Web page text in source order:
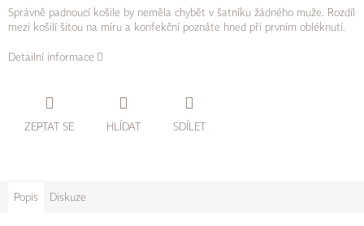
Správně padnoucí košile by neměla chybět v šatníku žádného muže. Rozdíl
mezi košilí šitou na míru a konfekční poznáte hned při prvním obléknutí.
Detailní informace
ZEPTAT SE HLÍDAT SDÍLET
Popis Diskuze